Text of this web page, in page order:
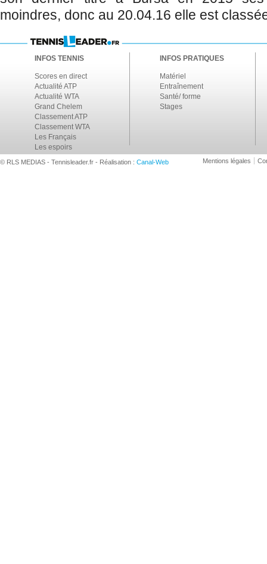
moindres, donc au 20.04.16 elle est
INFOS TENNIS
Scores en direct
Actualité ATP
Actualité WTA
Grand Chelem
Classement ATP
Classement WTA
Les Français
Les espoirs
INFOS PRATIQUES
Matériel
Entraînement
Santé/ forme
Stages
© RLS MEDIAS - Tennisleader.fr - Réalisation : Canal-Web Mentions légales